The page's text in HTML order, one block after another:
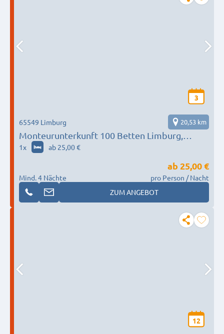
3
Monteurunterkunft 100 Betten Limburg,
Montabaur, Idstein, Weilburg, Bad Schwalbach,
65549 Limburg 20,53 km
1x ab 25,00 €
Mind. 4 Nächte
ab 25,00 €
pro Person / Nacht
ZUM ANGEBOT
12